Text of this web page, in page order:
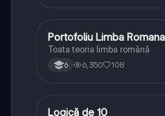
Limba și literatura română
Portofoliu Limba
Toata teoria limba română
6 6,350 108
Logică
Logică de 10